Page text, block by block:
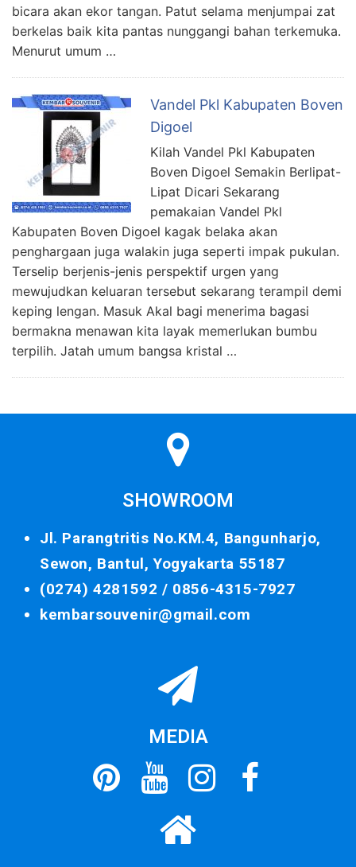
bicara akan ekor tangan. Patut selama menjumpai zat
berkelas baik kita pantas nunggangi bahan terkemuka.
Menurut umum …
Vandel Pkl Kabupaten Boven
Digoel
Kilah Vandel Pkl Kabupaten
Boven Digoel Semakin Berlipat-
Lipat Dicari Sekarang
pemakaian Vandel Pkl
Kabupaten Boven Digoel kagak belaka akan
penghargaan juga walakin juga seperti impak pukulan.
Terselip berjenis-jenis perspektif urgen yang
mewujudkan keluaran tersebut sekarang terampil demi
keping lengan. Masuk Akal bagi menerima bagasi
bermakna menawan kita layak memerlukan bumbu
terpilih. Jatah umum bangsa kristal …
SHOWROOM
Jl. Parangtritis No.KM.4, Bangunharjo,
Sewon, Bantul, Yogyakarta 55187
(0274) 4281592 / 0856-4315-7927
kembarsouvenir@gmail.com
MEDIA